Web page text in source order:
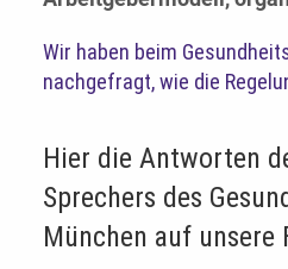
Wir haben beim
nachgefragt, wie die
Hier die Antworten
Sprechers des
München auf unsere